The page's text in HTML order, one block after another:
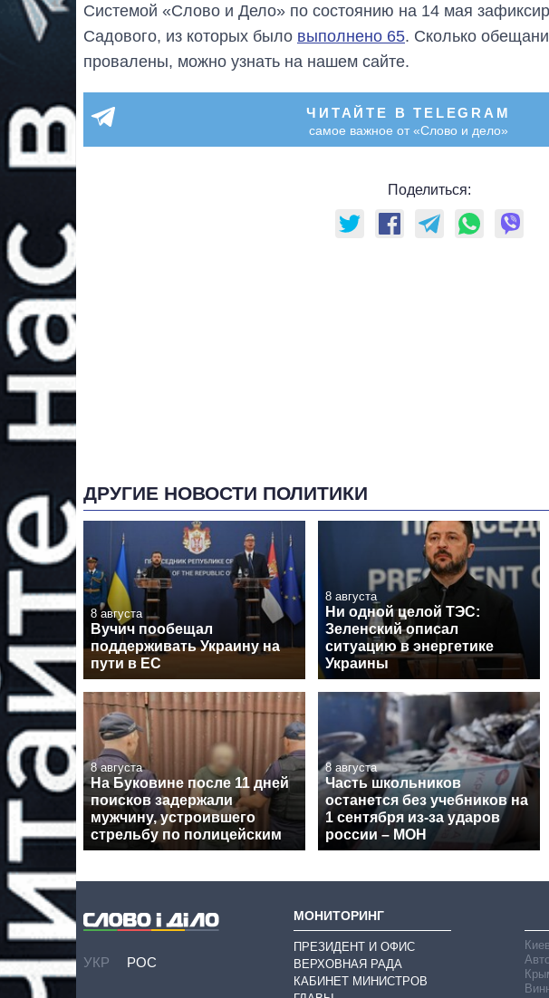
Системой «Слово и Дело» по состоянию на 14 мая
Садового, из которых было выполнено 65. Сколько
провалены, можно узнать на нашем сайте.
ЧИТАЙТЕ В TELEGRAM
самое важное от «Слово и дело»
Поделиться:
ДРУГИЕ НОВОСТИ ПОЛИТИКИ
8 августа
Вучич пообещал
поддерживать Украину на
пути в ЕС
8 августа
Ни одной целой ТЭС:
Зеленский описал
ситуацию в энергетике
Украины
8 августа
На Буковине после 11 дней
поисков задержали
мужчину, устроившего
стрельбу по полицейским
8 августа
Часть школьников
останется без учебников на
1 сентября из-за ударов
россии – МОН
УКР РОС
МОНИТОРИНГ
ПРЕЗИДЕНТ И ОФИС
ВЕРХОВНАЯ РАДА
КАБИНЕТ МИНИСТРОВ
Киев